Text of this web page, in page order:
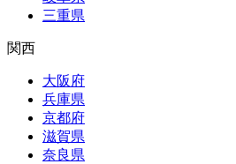
三重県
関西
大阪府
兵庫県
京都府
滋賀県
奈良県